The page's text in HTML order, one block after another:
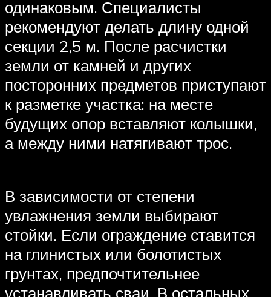
одинаковым. Специалисты
рекомендуют делать длину одной
секции 2,5 м. После расчистки
земли от камней и других
посторонних предметов приступают
к разметке участка: на месте
будущих опор вставляют колышки,
а между ними натягивают трос.
В зависимости от степени
увлажнения земли выбирают
стойки. Если ограждение ставится
на глинистых или болотистых
грунтах, предпочтительнее
устанавливать сваи. В остальных